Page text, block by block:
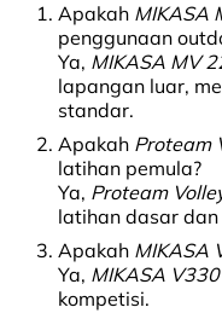
Apakah MIKASA
penggunaan
Ya, MIKASA MV
lapangan luar,
standar.
Apakah Proteam
latihan pemula?
Ya, Proteam
latihan dasar dan
Apakah MIKASA
Ya, MIKASA
kompetisi.